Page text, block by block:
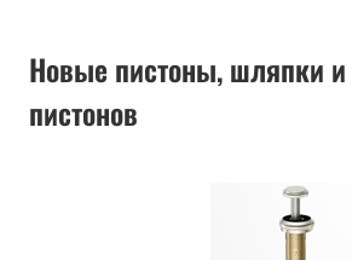
Новые пистоны, шляпки и
пистонов